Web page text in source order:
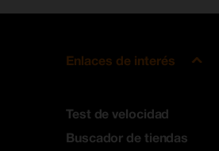
Enlaces de interés
Test de velocidad
Buscador de tiendas